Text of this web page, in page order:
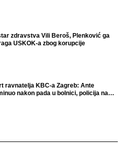
zdravstva Vili Beroš, Plenković ga
USKOK-a zbog korupcije
ravnatelja KBC-a Zagreb: Ante
nakon pada u bolnici, policija na